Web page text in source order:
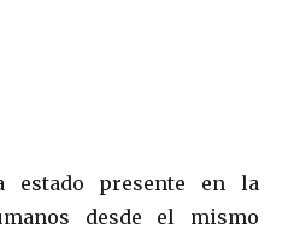
estado presente en la
desde el mismo